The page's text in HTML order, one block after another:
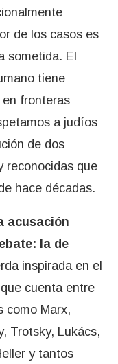
de los casos es
sometida. El
tiene
en fronteras
a judíos
de dos
reconocidas que
hace décadas.
acusación
la de
inspirada en el
cuenta entre
como Marx,
Trotsky, Lukács,
y tantos